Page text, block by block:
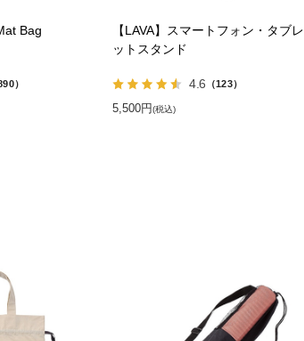
Bag
）
【LAVA】スマートフォン・タブレ
ットスタンド
4.6 （123）
5,500円(税込)